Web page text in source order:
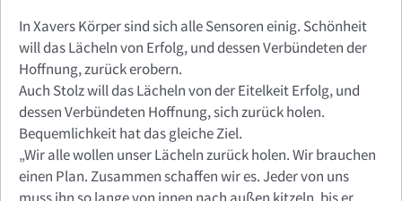
In Xavers Körper sind sich alle Sensoren einig. Schönheit
will das Lächeln von Erfolg, und dessen Verbündeten der
Hoffnung, zurück erobern.
Auch Stolz will das Lächeln von der Eitelkeit Erfolg, und
dessen Verbündeten Hoffnung, sich zurück holen.
Bequemlichkeit hat das gleiche Ziel.
„Wir alle wollen unser Lächeln zurück holen. Wir brauchen
einen Plan. Zusammen schaffen wir es. Jeder von uns